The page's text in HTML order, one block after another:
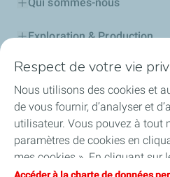
Exploration & Production
Stations Service
Lubrifiants Automobiles
Professionnels
TotalEnergies DAFA
Respect de votre vie
Nous utilisons des cookies et
de vous fournir, d’analyser et
utilisateur. Vous pouvez à tout
paramètres de cookies en
mes cookies ». En cliquant sur
vous acceptez le dépôt de